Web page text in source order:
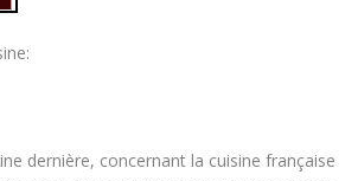
dernière, concernant la cuisine française